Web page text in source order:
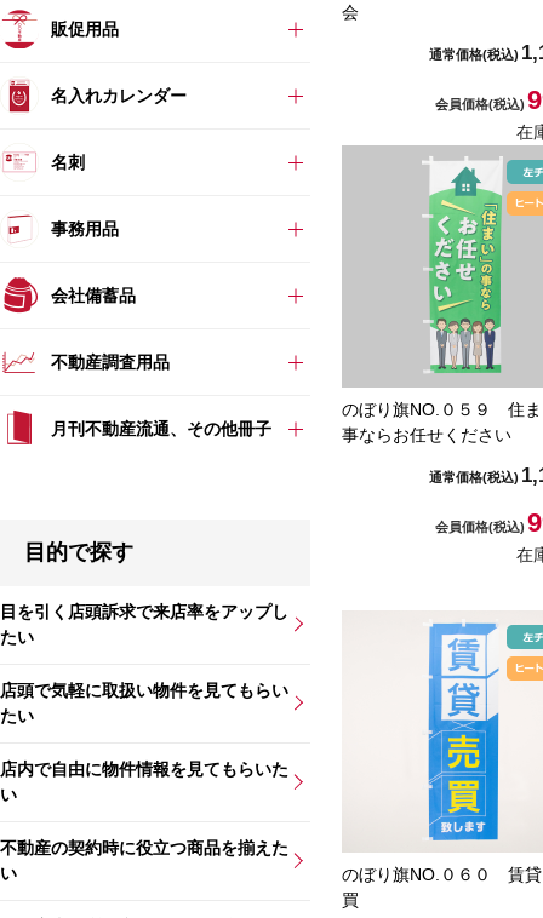
販促用品
名入れカレンダー
名刺
事務用品
会社備蓄品
不動産調査用品
月刊不動産流通、その他冊子
目的で探す
目を引く店頭訴求で来店率をアップし
たい
店頭で気軽に取扱い物件を見てもらい
たい
店内で自由に物件情報を見てもらいた
い
不動産の契約時に役立つ商品を揃えた
い
会
通常価格(税込)
会員価格(税込)
在
のぼり旗NO.０５９ 住
事ならお任せください
通常価格(税込)
会員価格(税込)
在
のぼり旗NO.０６０ 賃
買